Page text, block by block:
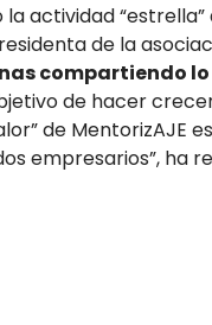
actividad “estrella”
de la
compartiendo
de hacer
de MentorizAJE
empresarios”, ha